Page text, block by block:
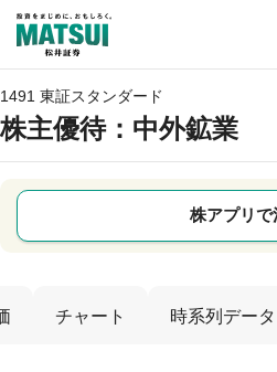
1491 東証スタンダード
株主優待：中外鉱業
株アプリで
チャート 時系列データ